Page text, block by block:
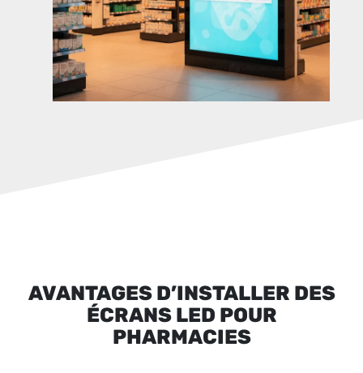
AVANTAGES D’INSTALLER DES
ÉCRANS LED POUR
PHARMACIES